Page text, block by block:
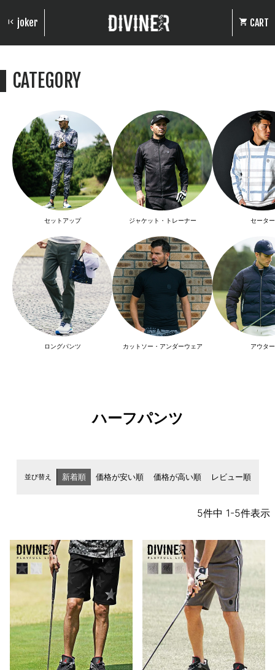
joker CART
CATEGORY
セットアップ ジャケット・トレーナー セーター
ロングパンツ カットソー・アンダーウェア アウター
ハーフパンツ
並び替え 新着順 価格が安い順 価格が高い順 レビュー順
5件中 1-5件表示